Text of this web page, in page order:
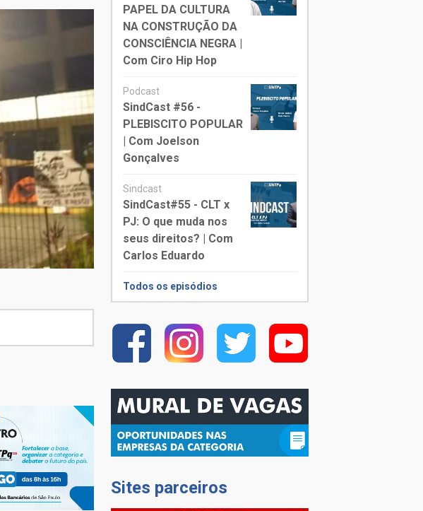
PAPEL DA CULTURA
NA CONSTRUÇÃO DA
CONSCIÊNCIA NEGRA |
Com Ciro Hip Hop
Podcast
SindCast #56 -
PLEBISCITO POPULAR
| Com Joelson
Gonçalves
Sindcast
SindCast#55 - CLT x
PJ: O que muda nos
seus direitos? | Com
Carlos Eduardo
Todos os episódios
Sites parceiros